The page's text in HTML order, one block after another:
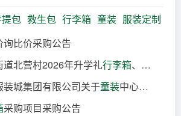
9分钟前
包 救生包 行李箱 童装 服装定制
询比价采购公告
1小时前
道北营村2026年升学礼行李箱、入学礼双肩书包物资采购项目交易公告
1小时前
装城集团有限公司关于童装中心消防控制室合并、改造项目的中标结果公告
采购项目采购公告